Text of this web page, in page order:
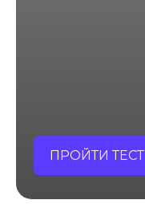
ПРОЙТИ ТЕСТ